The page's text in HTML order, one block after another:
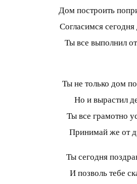
Дом построить
Согласимся
Ты все выполнил
Ты не только дом
Но и вырастил
Ты все грамотно
Принимай же от
Ты сегодня
И позволь тебе